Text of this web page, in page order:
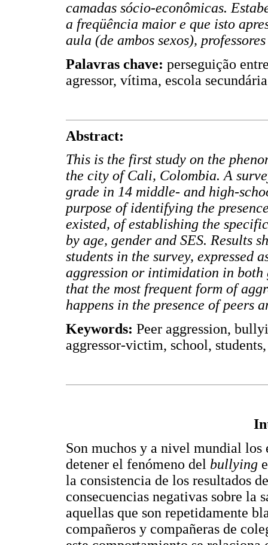
camadas sócio-econômicas.
a freqüência maior e que isto
aula (de ambos sexos),
Palavras chave: perseguição
agressor, vítima, escola
Abstract:
This is the first study on the
the city of Cali, Colombia. A
grade in 14 middle- and high-
purpose of identifying the
existed, of establishing the
by age, gender and SES. Results
students in the survey, expressed
aggression or intimidation in both
that the most frequent form of
happens in the presence of peers
Keywords: Peer aggression,
aggressor-victim, school,
Son muchos y a nivel mundial los
detener el fenómeno del bullying
la consistencia de los resultados
consecuencias negativas sobre la
aquellas que son repetidamente
compañeros y compañeras de